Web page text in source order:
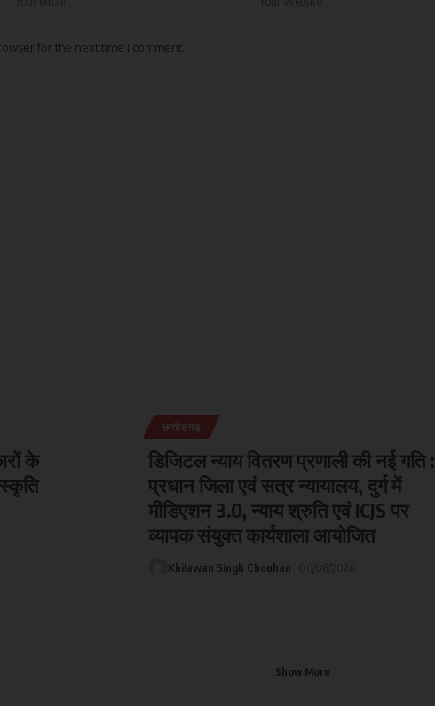
for the next time I comment.
के
छत्तीसगढ़
डिजिटल न्याय वितरण प्रणाली की नई गति :
प्रधान जिला एवं सत्र न्यायालय, दुर्ग में
मीडिएशन 3.0, न्याय श्रुति एवं ICJS पर
व्यापक संयुक्त कार्यशाला आयोजित
Khilawan Singh Chouhan
Show More